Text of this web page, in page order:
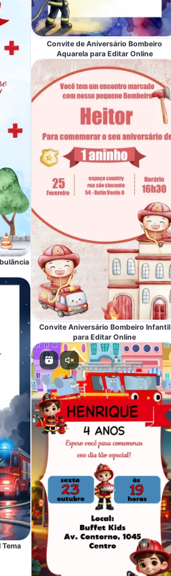
Convite de Aniversário Bombeiro
Aquarela para Editar Online
Convite Aniversário Bombeiro Infantil
para Editar Online